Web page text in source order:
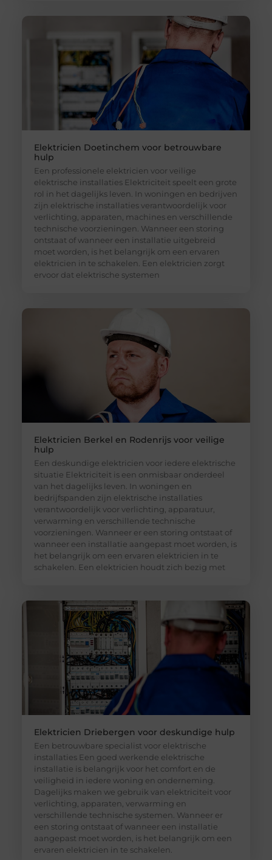
Elektricien Doetinchem voor betrouwbare
hulp
Een professionele elektricien voor veilige
elektrische installaties Elektriciteit speelt een grote
rol in het dagelijks leven. In woningen en bedrijven
zijn elektrische installaties verantwoordelijk voor
verlichting, apparaten, machines en verschillende
technische voorzieningen. Wanneer een storing
ontstaat of wanneer een installatie uitgebreid
moet worden, is het belangrijk om een ervaren
elektricien in te schakelen. Een elektricien zorgt
ervoor dat elektrische systemen
Elektricien Berkel en Rodenrijs voor veilige
hulp
Een deskundige elektricien voor iedere elektrische
situatie Elektriciteit is een onmisbaar onderdeel
van het dagelijks leven. In woningen en
bedrijfspanden zijn elektrische installaties
verantwoordelijk voor verlichting, apparatuur,
verwarming en verschillende technische
voorzieningen. Wanneer er een storing ontstaat of
wanneer een installatie aangepast moet worden, is
het belangrijk om een ervaren elektricien in te
schakelen. Een elektricien houdt zich bezig met
Elektricien Driebergen voor deskundige hulp
Een betrouwbare specialist voor elektrische
installaties Een goed werkende elektrische
installatie is belangrijk voor het comfort en de
veiligheid in iedere woning en onderneming.
Dagelijks maken we gebruik van elektriciteit voor
verlichting, apparaten, verwarming en
verschillende technische systemen. Wanneer er
een storing ontstaat of wanneer een installatie
aangepast moet worden, is het belangrijk om een
ervaren elektricien in te schakelen.